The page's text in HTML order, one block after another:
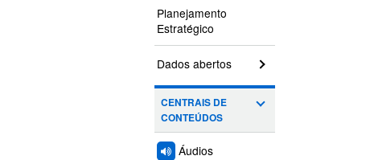
Planejamento
Estratégico
Dados abertos
CENTRAIS DE
CONTEÚDOS
Áudios